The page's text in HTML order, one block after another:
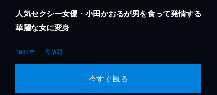
人気セクシー女優・小田かおるが男を食って発情する
華麗な女に変身
1984年 見放題
今すぐ観る